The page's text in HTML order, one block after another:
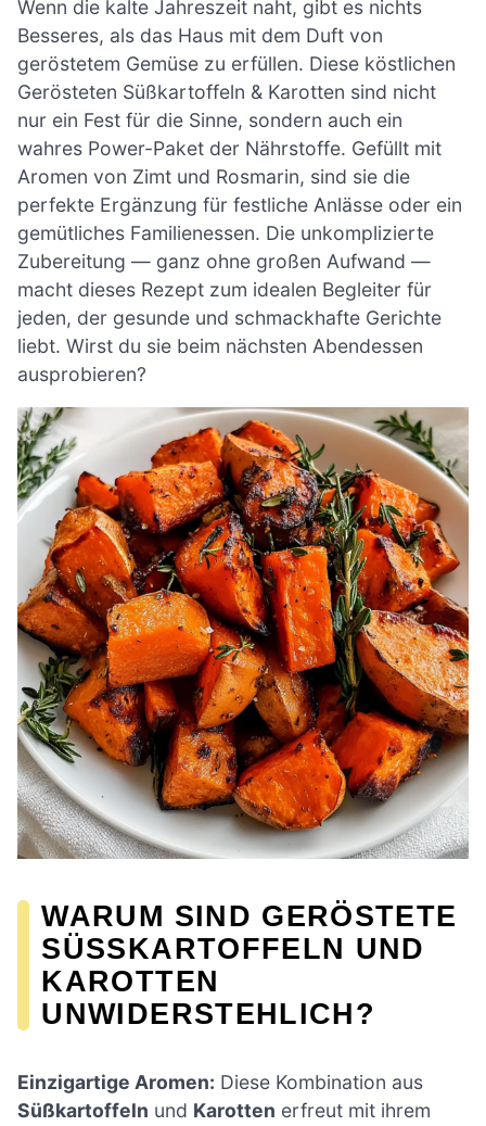
Wenn die kalte Jahreszeit naht, gibt es nichts
Besseres, als das Haus mit dem Duft von
geröstetem Gemüse zu erfüllen. Diese köstlichen
Gerösteten Süßkartoffeln & Karotten sind nicht
nur ein Fest für die Sinne, sondern auch ein
wahres Power-Paket der Nährstoffe. Gefüllt mit
Aromen von Zimt und Rosmarin, sind sie die
perfekte Ergänzung für festliche Anlässe oder ein
gemütliches Familienessen. Die unkomplizierte
Zubereitung — ganz ohne großen Aufwand —
macht dieses Rezept zum idealen Begleiter für
jeden, der gesunde und schmackhafte Gerichte
liebt. Wirst du sie beim nächsten Abendessen
ausprobieren?
WARUM SIND GERÖSTETE
SÜSSKARTOFFELN UND K
AROTTEN U
NWIDERSTEHLICH?
Einzigartige Aromen: Diese Kombination aus
Süßkartoffeln und Karotten erfreut mit ihrem